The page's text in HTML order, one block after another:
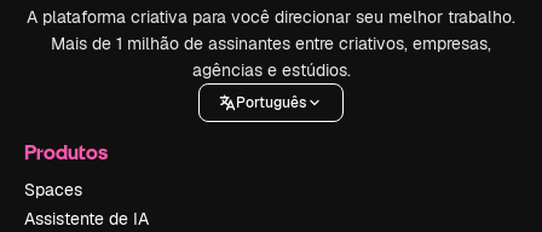
A plataforma criativa para você direcionar seu melhor trabalho.
Mais de 1 milhão de assinantes entre criativos, empresas,
agências e estúdios.
Português
Produtos
Spaces
Assistente de IA